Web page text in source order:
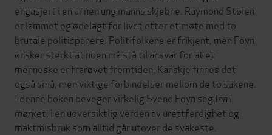
engasjert i en annen ung manns skjebne. Raymond Stølen
er lammet og ødelagt for livet etter et møte med to
brutale politispanere. Politifolkene er frikjent, men Foyn
ønsker sterkt at noen må stå til ansvar for at et
menneske er frarøvet fremtiden. Kanskje finnes det
også små, men viktige forbindelser mellom de to sakene.
I denne boken beveger virkelig Svend Foyn seg Inn i
mørket , i en uoversiktlig verden av urettferdighet og
maktmisbruk som alltid går utover de svakeste.